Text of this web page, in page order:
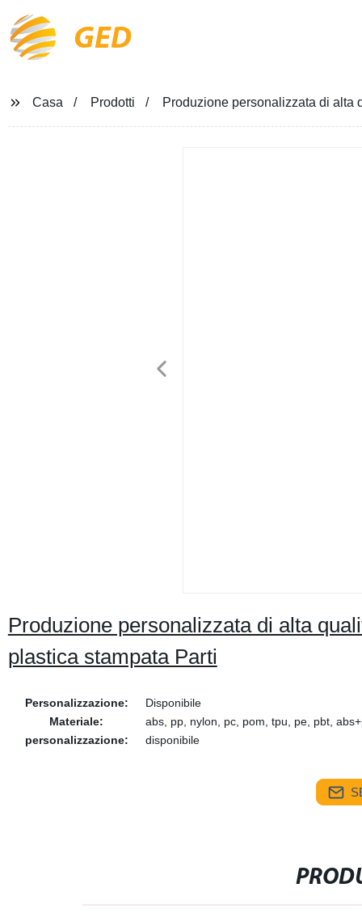
GED
Casa Prodotti Produzione personalizzata di alta
Produzione personalizzata di alta
plastica stampata Parti
Personalizzazione:
Disponibile
Materiale:
abs, pp, nylon, pc, pom, tpu, pe, pbt,
personalizzazione:
disponibile